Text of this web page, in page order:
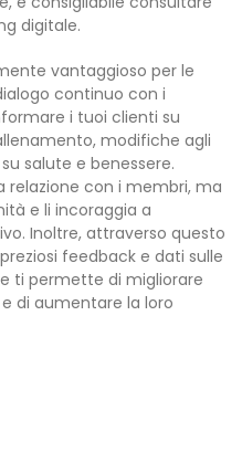
digitale.
vantaggioso per le
continuo con i
i tuoi clienti su
modifiche agli
salute e benessere.
relazione con i membri, ma
e li incoraggia a
Inoltre, attraverso questo
feedback e dati sulle
ti permette di migliorare
di aumentare la loro